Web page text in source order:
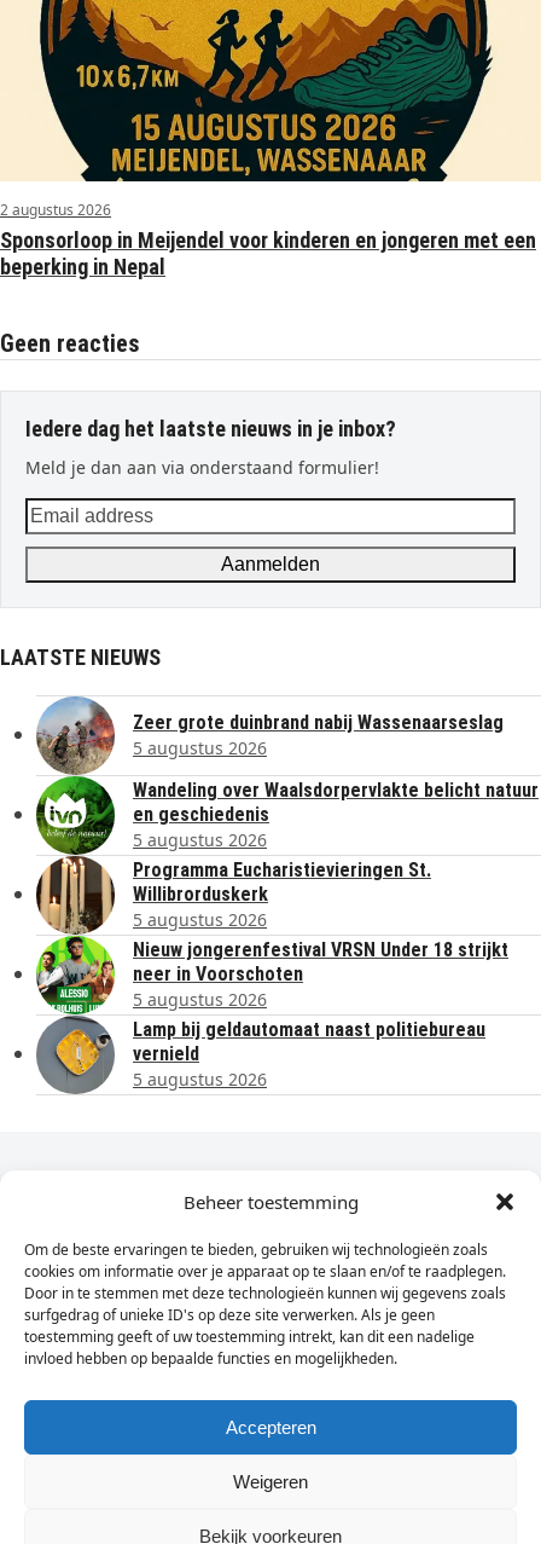
Beheer toestemming
Om de beste ervaringen te bieden, gebruiken wij technologieën zoals
cookies om informatie over je apparaat op te slaan en/of te raadplegen.
Door in te stemmen met deze technologieën kunnen wij gegevens zoals
surfgedrag of unieke ID's op deze site verwerken. Als je geen
toestemming geeft of uw toestemming intrekt, kan dit een nadelige
invloed hebben op bepaalde functies en mogelijkheden.
Accepteren
Weigeren
Bekijk voorkeuren
2 augustus 2026
Sponsorloop in Meijendel voor kinderen en jongeren met een
beperking in Nepal
Geen reacties
Iedere dag het laatste nieuws in je inbox?
Meld je dan aan via onderstaand formulier!
Email
address
Aanmelden
LAATSTE NIEUWS
Zeer grote duinbrand nabij Wassenaarseslag
5 augustus 2026
Wandeling over Waalsdorpervlakte belicht natuur
en geschiedenis
5 augustus 2026
Programma Eucharistievieringen St.
Willibrorduskerk
5 augustus 2026
Nieuw jongerenfestival VRSN Under 18 strijkt
neer in Voorschoten
5 augustus 2026
Lamp bij geldautomaat naast politiebureau
vernield
5 augustus 2026
Dagelijks het laatste nieuws in je e-mail?
Vul
hier
je
e-
mailadres
in
Sign Up